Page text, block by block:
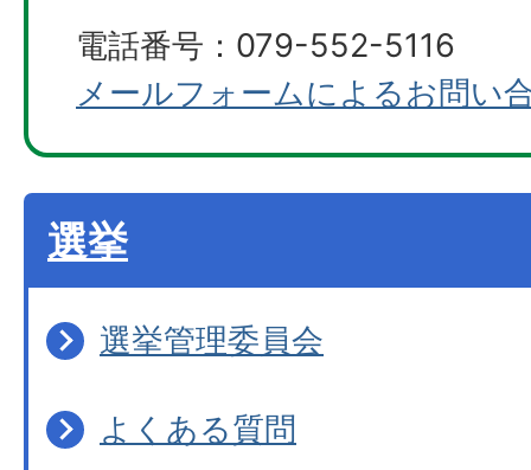
電話番号：079-552-5116
メールフォームによるお問い
選挙
選挙管理委員会
よくある質問